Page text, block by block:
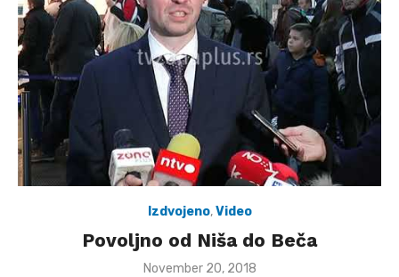
Izdvojeno,Video
Povoljno od Niša do Beča
Posted
November 20, 2018